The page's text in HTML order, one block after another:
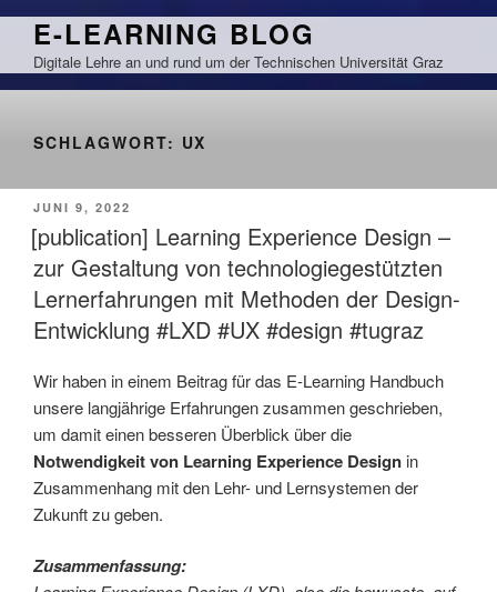
Zum
springen
E-LEARNING BLOG
Digitale Lehre an und rund um der Technischen Universität Graz
SCHLAGWORT: UX
VERÖFFENTLICHT
AM
JUNI 9, 2022
[publication] Learning Experience Design –
zur Gestaltung von technologiegestützten
Lernerfahrungen mit Methoden der Design-
Entwicklung #LXD #UX #design #tugraz
Wir haben in einem Beitrag für das E-Learning Handbuch
unsere langjährige Erfahrungen zusammen geschrieben,
um damit einen besseren Überblick über die
Notwendigkeit von Learning Experience Design in
Zusammenhang mit den Lehr- und Lernsystemen der
Zukunft zu geben.
Zusammenfassung: